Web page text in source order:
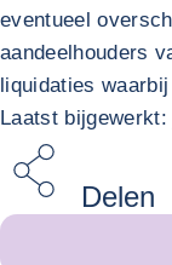
eventueel
aandeelhouders
liquidaties
Laatst bijgewerkt:
Delen